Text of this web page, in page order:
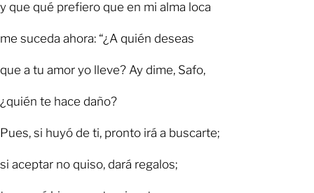
y que qué prefiero que en mi alma loca
me suceda ahora: “¿A quién deseas
que a tu amor yo lleve? Ay dime, Safo,
¿quién te hace daño?
Pues, si huyó de ti, pronto irá a buscarte;
si aceptar no quiso, dará regalos;